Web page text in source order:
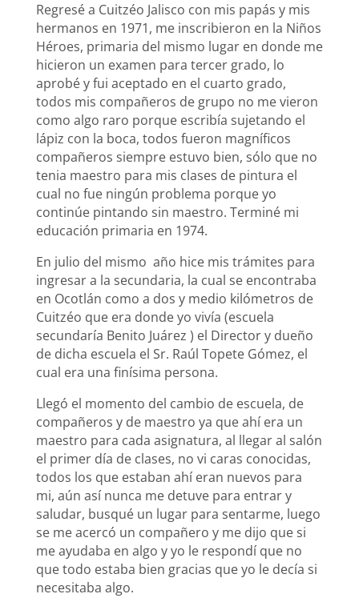
Regresé a Cuitzéo Jalisco con mis papás y mis
hermanos en 1971, me inscribieron en la Niños
Héroes, primaria del mismo lugar en donde me
hicieron un examen para tercer grado, lo
aprobé y fui aceptado en el cuarto grado,
todos mis compañeros de grupo no me vieron
como algo raro porque escribía sujetando el
lápiz con la boca, todos fueron magníficos
compañeros siempre estuvo bien, sólo que no
tenia maestro para mis clases de pintura el
cual no fue ningún problema porque yo
continúe pintando sin maestro. Terminé mi
educación primaria en 1974.
En julio del mismo año hice mis trámites para
ingresar a la secundaria, la cual se encontraba
en Ocotlán como a dos y medio kilómetros de
Cuitzéo que era donde yo vivía (escuela
secundaría Benito Juárez ) el Director y dueño
de dicha escuela el Sr. Raúl Topete Gómez, el
cual era una finísima persona.
Llegó el momento del cambio de escuela, de
compañeros y de maestro ya que ahí era un
maestro para cada asignatura, al llegar al salón
el primer día de clases, no vi caras conocidas,
todos los que estaban ahí eran nuevos para
mi, aún así nunca me detuve para entrar y
saludar, busqué un lugar para sentarme, luego
se me acercó un compañero y me dijo que si
me ayudaba en algo y yo le respondí que no
que todo estaba bien gracias que yo le decía si
necesitaba algo.